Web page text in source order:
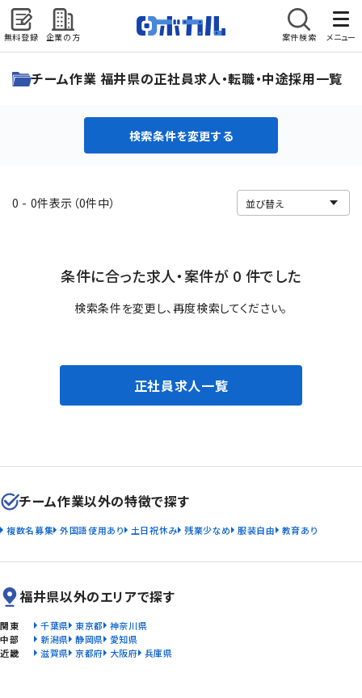
無料登録 企業の方 案件検索 メニュー
検索条件を変更する
チーム作業 福井県の正社員求人・転職・中途採用一覧
検索条件を変更する
0 - 0件表示（0件中）
条件に合った求人・案件が 0 件でした
検索条件を変更し、再度検索してください。
正社員求人一覧
チーム作業以外の特徴で探す
複数名募集 外国語使用あり 土日祝休み 残業少なめ 服装自由 教育あり
福井県以外のエリアで探す
関東 千葉県 東京都
神奈川県
中部
新潟県 静岡県
愛知県
近畿
滋賀県 京都府 大阪府 兵庫県